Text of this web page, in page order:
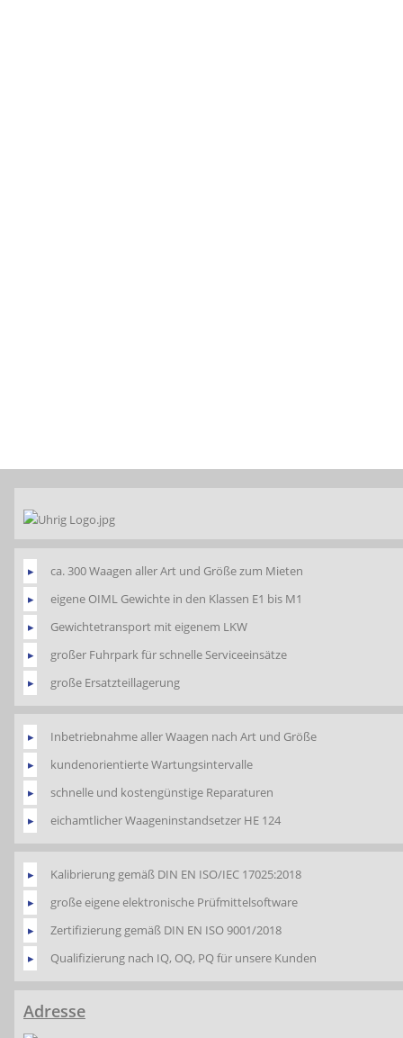
ca. 300 Waagen aller Art und Größe zum Mieten
eigene OIML Gewichte in den Klassen E1 bis M1
Gewichtetransport mit eigenem LKW
großer Fuhrpark für schnelle Serviceeinsätze
große Ersatzteillagerung
Inbetriebnahme aller Waagen nach Art und Größe
kundenorientierte Wartungsintervalle
schnelle und kostengünstige Reparaturen
eichamtlicher Waageninstandsetzer HE 124
Kalibrierung gemäß DIN EN ISO/IEC 17025:2018
große eigene elektronische Prüfmittelsoftware
Zertifizierung gemäß DIN EN ISO 9001/2018
Qualifizierung nach IQ, OQ, PQ für unsere Kunden
Adresse